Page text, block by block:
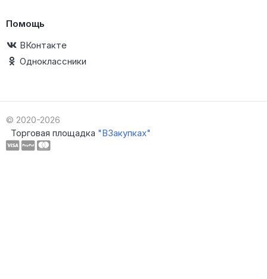
Помощь
ВКонтакте
Одноклассники
© 2020-2026
Торговая площадка "ВЗакупках"